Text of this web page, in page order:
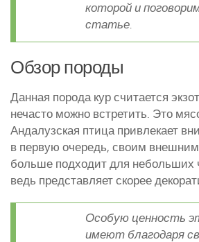
Другие птицы
Гуси
Утки
которой и
статье.
Обзор породы
Данная порода кур считается
нечасто можно встретить. Это
Андалузская птица привлекает
в первую очередь, своим
больше подходит для небольших
ведь представляет скорее
Особую ценность
имеют благодаря